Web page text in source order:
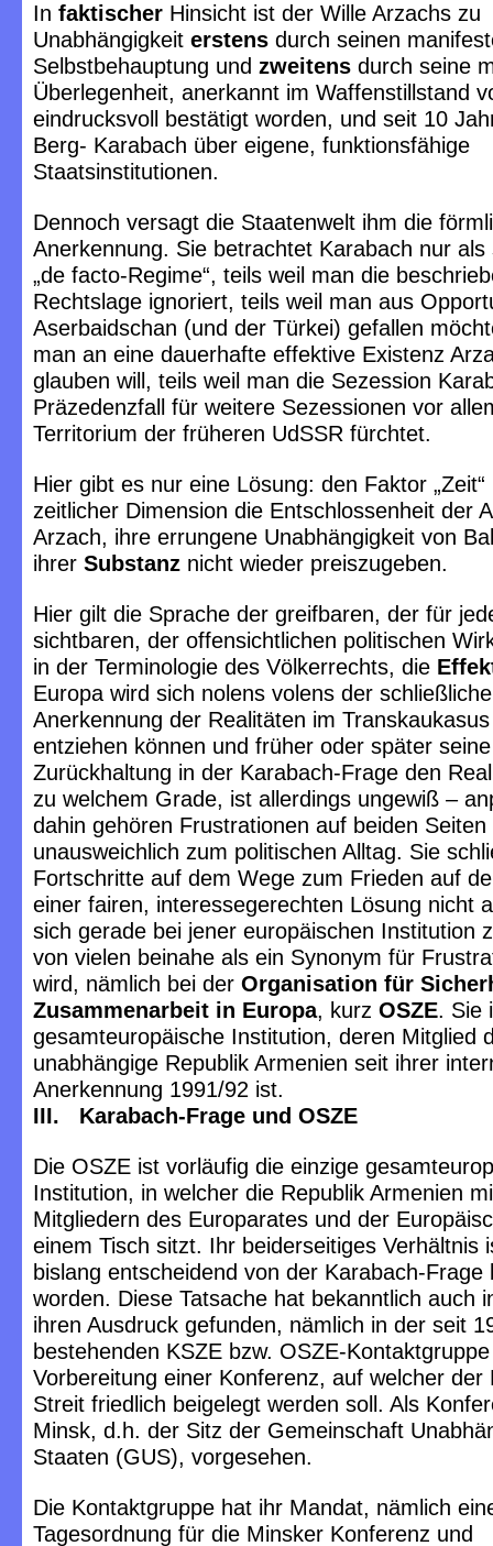
In faktischer Hinsicht ist der Wille Arzachs zu
Unabhängigkeit erstens durch seinen
Selbstbehauptung und zweitens durch seine
Überlegenheit, anerkannt im Waffenstillstand
eindrucksvoll bestätigt worden, und seit 10
Berg- Karabach über eigene, funktionsfähige
Staatsinstitutionen.
Dennoch versagt die Staatenwelt ihm die
Anerkennung. Sie betrachtet Karabach nur als
„de facto-Regime“, teils weil man die
Rechtslage ignoriert, teils weil man aus
Aserbaidschan (und der Türkei) gefallen
man an eine dauerhafte effektive Existenz
glauben will, teils weil man die Sezession
Präzedenzfall für weitere Sezessionen vor
Territorium der früheren UdSSR fürchtet.
Hier gibt es nur eine Lösung: den Faktor „Zeit“
zeitlicher Dimension die Entschlossenheit der
Arzach, ihre errungene Unabhängigkeit von
ihrer Substanz nicht wieder preiszugeben.
Hier gilt die Sprache der greifbaren, der für
sichtbaren, der offensichtlichen politischen
in der Terminologie des Völkerrechts, die
Europa wird sich nolens volens der
Anerkennung der Realitäten im
entziehen können und früher oder später seine
Zurückhaltung in der Karabach-Frage den
zu welchem Grade, ist allerdings ungewiß –
dahin gehören Frustrationen auf beiden Seiten
unausweichlich zum politischen Alltag. Sie
Fortschritte auf dem Wege zum Frieden auf
einer fairen, interessegerechten Lösung nicht
sich gerade bei jener europäischen Institution
von vielen beinahe als ein Synonym für
wird, nämlich bei der Organisation für
Zusammenarbeit in Europa, kurz OSZE. Sie
gesamteuropäische Institution, deren Mitglied
unabhängige Republik Armenien seit ihrer
Anerkennung 1991/92 ist.
III. Karabach-Frage und OSZE
Die OSZE ist vorläufig die einzige
Institution, in welcher die Republik Armenien
Mitgliedern des Europarates und der
einem Tisch sitzt. Ihr beiderseitiges Verhältnis
bislang entscheidend von der Karabach-Frage
worden. Diese Tatsache hat bekanntlich auch
ihren Ausdruck gefunden, nämlich in der seit
bestehenden KSZE bzw. OSZE-
Vorbereitung einer Konferenz, auf welcher der
Streit friedlich beigelegt werden soll. Als
Minsk, d.h. der Sitz der Gemeinschaft
Staaten (GUS), vorgesehen.
Die Kontaktgruppe hat ihr Mandat, nämlich
Tagesordnung für die Minsker Konferenz und